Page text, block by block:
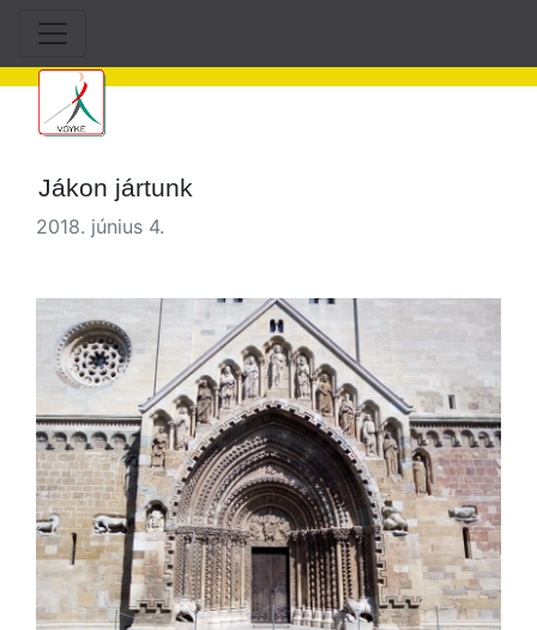
Jákon jártunk
2018. június 4.